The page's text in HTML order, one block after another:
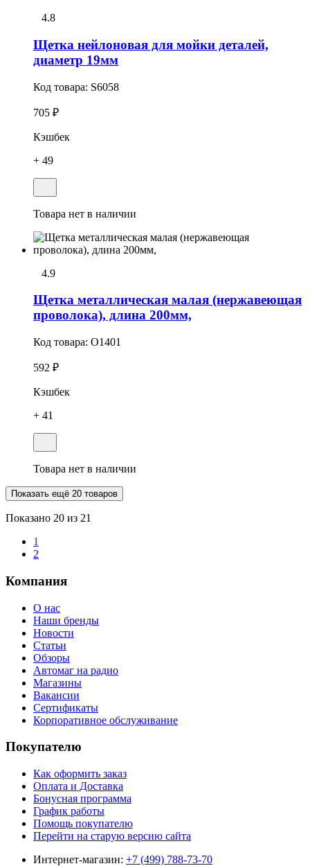
4.8
Щетка нейлоновая для мойки деталей,
диаметр 19мм
Код товара: S6058
705 ₽
Кэшбек
+ 49
Товара нет в наличии
4.9
Щетка металлическая малая (нержавеющая
проволока), длина 200мм,
Код товара: O1401
592 ₽
Кэшбек
+ 41
Товара нет в наличии
Показать ещё 20 товаров
Показано 20 из 21
1
2
Компания
О нас
Наши бренды
Новости
Статьи
Обзоры
Автомаг на радио
Магазины
Вакансии
Сертификаты
Корпоративное обслуживание
Покупателю
Как оформить заказ
Оплата и Доставка
Бонусная программа
График работы
Помощь покупателю
Перейти на старую версию сайта
Интернет-магазин: +7 (499) 788-73-70